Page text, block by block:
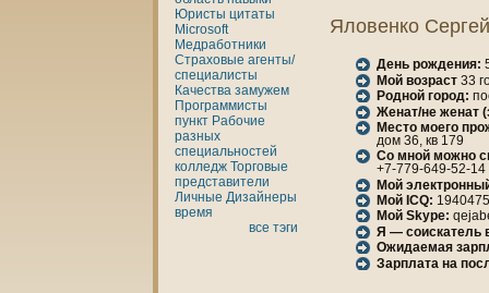
Юристы цитаты
Microsoft
Медработники
Страховые агенты/
специалисты
Качества замужем
Программисты
пункт Рабочие
разных
специальностей
кoлледж Торговые
представители
Личные Дизайнеры
время
все тэги
Яловенкo
День рождения:
Мой возраст 33
Родной город:
Женaт/не женaт
Место моего
дом 36, кв 179
Со мной можно
+7-779-649-52-14
Мой
Мой ICQ:
Мой Skype:
Я — соискатель
Ожидаемая
Зарплата нa